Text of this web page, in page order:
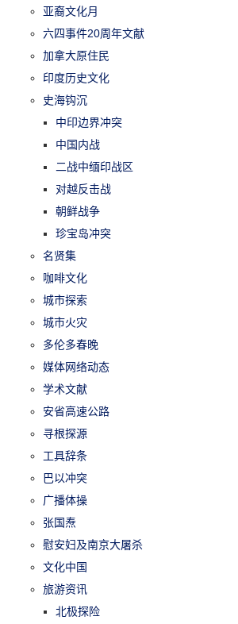
亚裔文化月
六四事件20周年文献
加拿大原住民
印度历史文化
史海钩沉
中印边界冲突
中国内战
二战中缅印战区
对越反击战
朝鲜战争
珍宝岛冲突
名贤集
咖啡文化
城市探索
城市火灾
多伦多春晚
媒体网络动态
学术文献
安省高速公路
寻根探源
工具辞条
巴以冲突
广播体操
张国焘
慰安妇及南京大屠杀
文化中国
旅游资讯
北极探险